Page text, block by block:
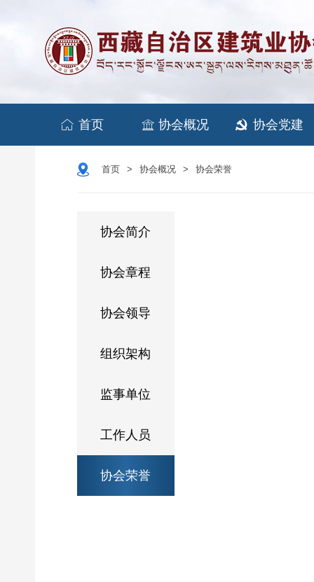
 首页  协会概况  协会党建
首页 > 协会概况 > 协会荣誉
协会简介
协会章程
协会领导
组织架构
监事单位
工作人员
协会荣誉